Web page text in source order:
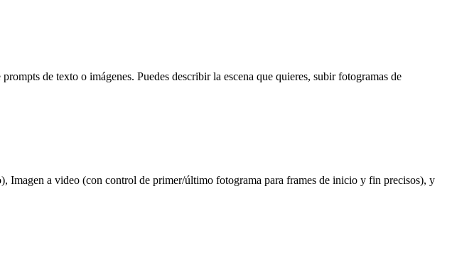
de texto o imágenes. Puedes describir la escena que quieres, subir fotogramas de
Imagen a video (con control de primer/último fotograma para frames de inicio y fin precisos), y